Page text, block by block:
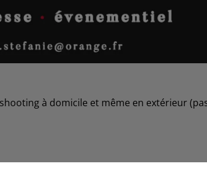
à domicile et même en extérieur